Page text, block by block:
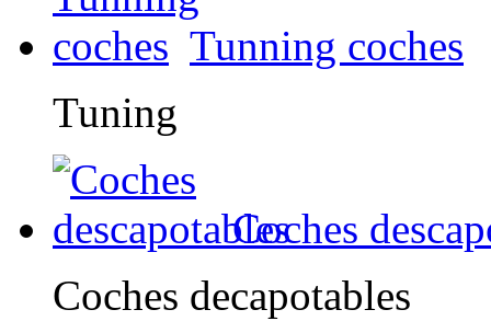
Tunning coches
Tuning
Coches
Coches decapotables